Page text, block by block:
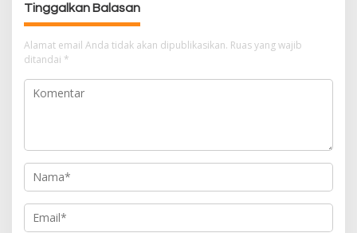
s
i
p
o
s
Tinggalkan Balasan
Alamat email Anda tidak akan dipublikasikan. Ruas yang wajib
ditandai *